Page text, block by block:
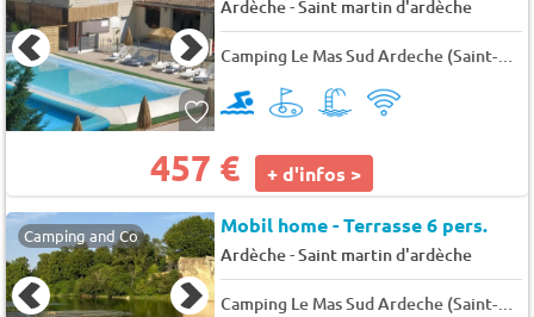
Ardèche-Saint martin d'ardèche
457 € + d'infos >
Camping and Co Mobil home - Terrasse 6 pers.
Ardèche-Saint martin d'ardèche
Camping Le Mas Sud Ardeche (Saint-Just-d'Ardèche à 3 km)